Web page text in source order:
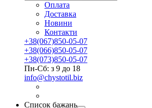
Оплата
Доставка
Новини
Контакти
+38(067)850-05-07
+38(066)850-05-07
+38(073)850-05-07
Пн-Сб: з 9 до 18
info@chystotil.biz
Список бажань